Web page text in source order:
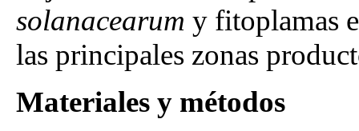
solanacearum y fitoplamas
las principales zonas
Materiales y métodos